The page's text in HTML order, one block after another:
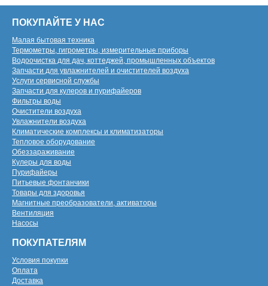
ПОКУПАЙТЕ У НАС
Малая бытовая техника
Термометры, гигрометры, измерительные приборы
Водоочистка для дач, коттеджей, промышленных объектов
Запчасти для увлажнителей и очистителей воздуха
Услуги сервисной службы
Запчасти для кулеров и пурифайеров
Фильтры воды
Очистители воздуха
Увлажнители воздуха
Климатические комплексы и климатизаторы
Тепловое оборудование
Обеззараживание
Кулеры для воды
Пурифайеры
Питьевые фонтанчики
Товары для здоровья
Магнитные преобразователи, активаторы
Вентиляция
Насосы
ПОКУПАТЕЛЯМ
Условия покупки
Оплата
Доставка